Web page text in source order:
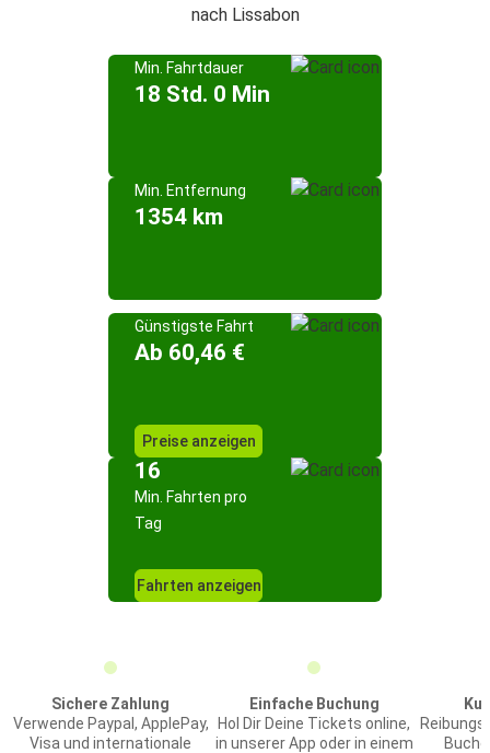
nach Lissabon
Min. Fahrtdauer
18 Std. 0 Min
Min. Entfernung
1354 km
Günstigste Fahrt
Ab 60,46 €
Preise anzeigen
16
Min. Fahrten pro
Tag
Fahrten anzeigen
Sichere Zahlung
Verwende Paypal, ApplePay,
Visa und internationale
Einfache Buchung
Hol Dir Deine Tickets online,
in unserer App oder in einem